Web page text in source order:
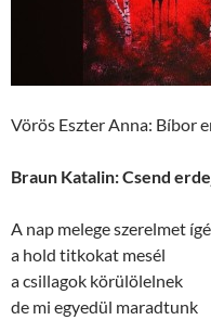
Vörös Eszter Anna: Bíbor
Braun Katalin: Csend
A nap melege szerelmet
a hold titkokat mesél
a csillagok körülölelnek
de mi egyedül maradtunk